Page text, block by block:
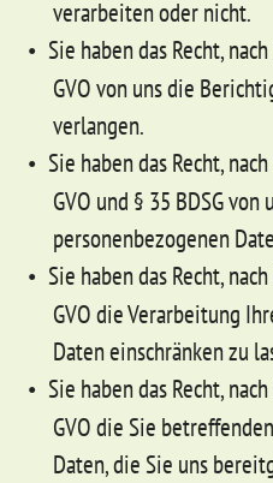
verarbeiten oder nicht.
Sie haben das Recht,
GVO von uns die
verlangen.
Sie haben das Recht,
GVO und § 35 BDSG
personenbezogenen
Sie haben das Recht,
GVO die Verarbeitung
Daten einschränken zu
Sie haben das Recht,
GVO die Sie
Daten, die Sie uns